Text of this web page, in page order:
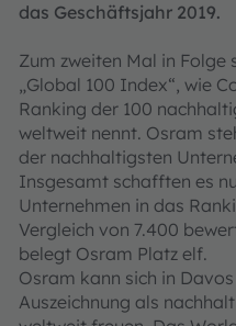
das Geschäftsjahr 2019.
Zum zweiten Mal in
„Global 100 Index“, wie
Ranking der 100
weltweit nennt. Osram
der nachhaltigsten
Insgesamt schafften es
Unternehmen in das
Vergleich von 7.400
belegt Osram Platz elf.
Osram kann sich in
Auszeichnung als